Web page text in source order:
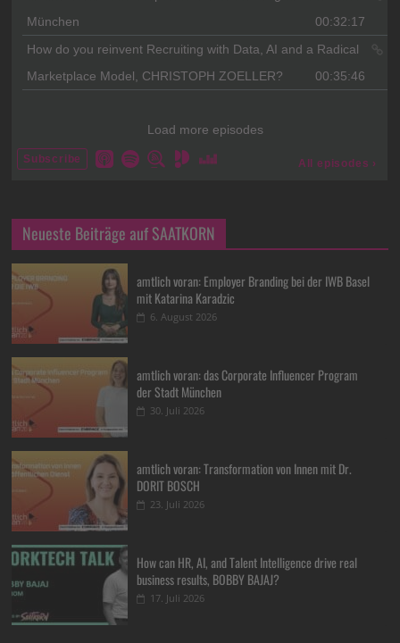
Neueste Beiträge auf SAATKORN
amtlich voran: Employer Branding bei der IWB Basel
mit Katarina Karadzic
6. August 2026
amtlich voran: das Corporate Influencer Program
der Stadt München
30. Juli 2026
amtlich voran: Transformation von Innen mit Dr.
DORIT BOSCH
23. Juli 2026
How can HR, AI, and Talent Intelligence drive real
business results, BOBBY BAJAJ?
17. Juli 2026